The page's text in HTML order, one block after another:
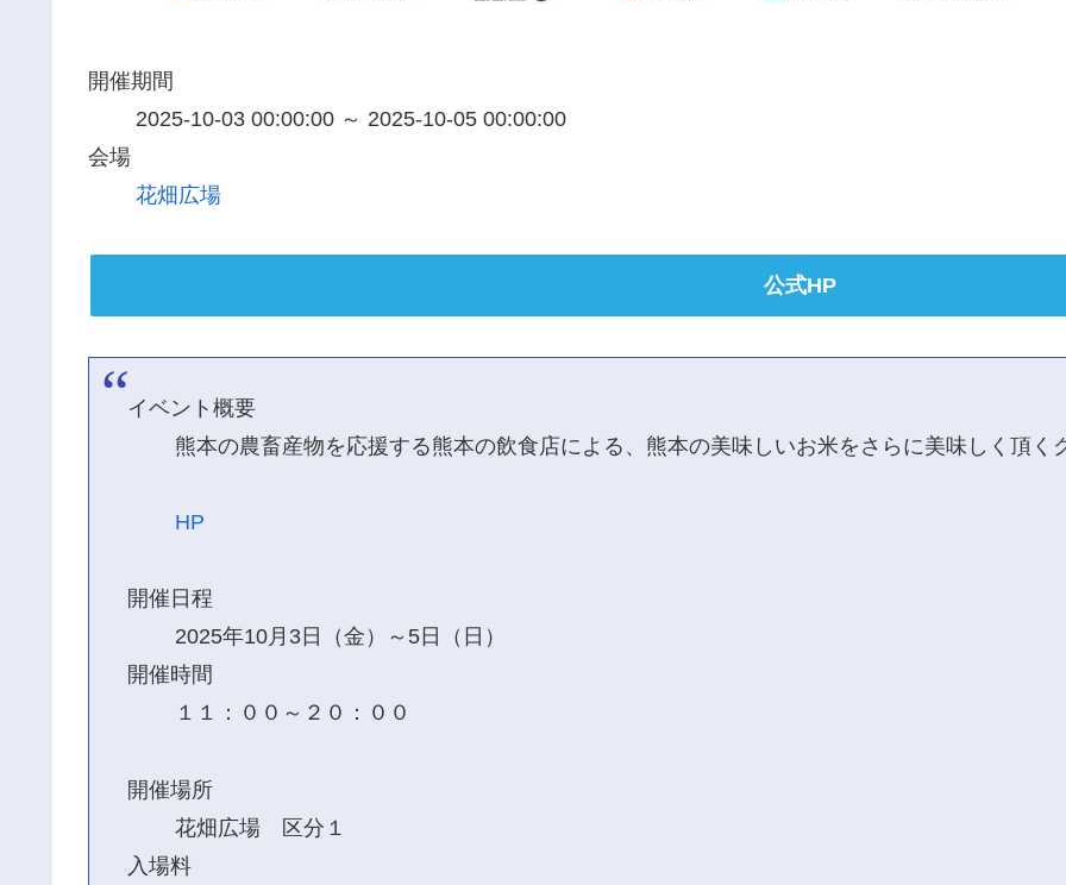
開催期間
2025-10-03 00:00:00 ～ 2025-10-05 00:00:00
会場
花畑広場
公式HP
イベント概要
熊本の農畜産物を応援する熊本の飲食店による、熊本の美味しいお米をさらに美味しく頂く
HP
開催日程
2025年10月3日（金）～5日（日）
開催時間
１１：００～２０：００
開催場所
花畑広場 区分１
入場料